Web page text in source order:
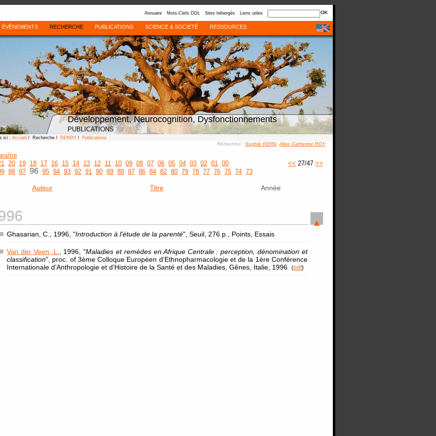
Annuaire Mots-Clefs DDL Sites hébergés Liens utiles
ÉVÈNEMENTS RECHERCHE PUBLICATIONS SCIENCE & SOCIÉTÉ RESSOURCES
Développement, Neurocognition, Dysfonctionnements
PUBLICATIONS
ici : Accueil / Recherche / DENDY / Publications
Rédactrice : Sophie KERN, Alice Catherine ROY
20 19 18 17 16 15 14 13 12 11 10 09 08 07 06 05 04 03 02 01 00
98 97 96 95 94 93 92 91 90 89 88 87 86 84 82 80 79 78 77 76 75 74 73
<< 27/47 >>
Auteur Titre Année
Ghasarian, C., 1996, "Introduction à l'étude de la parenté", Seuil, 276 p., Points, Essais
Van der Veen, L. , 1996, "Maladies et remèdes en Afrique Centrale : perception, dénomination et
classification", proc. of 3ème Colloque Européen d’Ethnopharmacologie et de la 1ère Conférence
Internationale d’Anthropologie et d’Histoire de la Santé et des Maladies, Gênes, Italie, 1996
(pdf)